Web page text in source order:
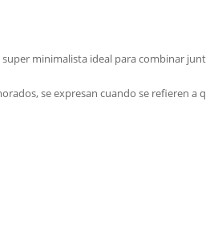
minimalista ideal para combinar
se expresan cuando se refieren